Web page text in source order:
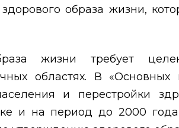
образа жизни,
жизни требует
областях. В «Основных
и перестройки
и на период до 2000